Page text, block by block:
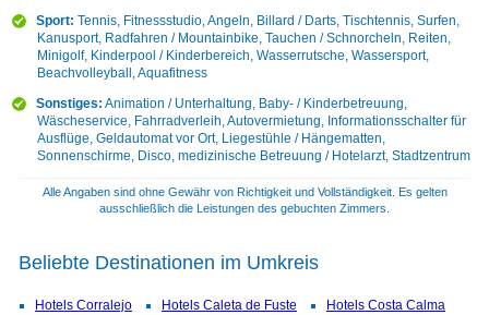
Sport: Tennis, Fitnessstudio, Angeln, Billard / Darts, Tischtennis, Surfen,
Kanusport, Radfahren / Mountainbike, Tauchen / Schnorcheln, Reiten,
Minigolf, Kinderpool / Kinderbereich, Wasserrutsche, Wassersport,
Beachvolleyball, Aquafitness
Sonstiges: Animation / Unterhaltung, Baby- / Kinderbetreuung,
Wäscheservice, Fahrradverleih, Autovermietung, Informationsschalter für
Ausflüge, Geldautomat vor Ort, Liegestühle / Hängematten,
Sonnenschirme, Disco, medizinische Betreuung / Hotelarzt, Stadtzentrum
Alle Angaben sind ohne Gewähr von Richtigkeit und Vollständigkeit. Es gelten
ausschließlich die Leistungen des gebuchten Zimmers.
Beliebte Destinationen im Umkreis
Hotels Corralejo Hotels Caleta de Fuste
Hotels Costa Calma